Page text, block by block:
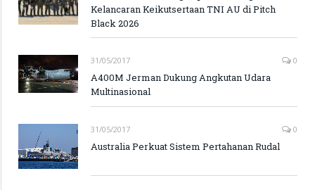
Kelancaran Keikutsertaan TNI AU di Pitch
Black 2026
31/05/2017 0
A400M Jerman Dukung Angkutan Udara
Multinasional
31/05/2017 0
Australia Perkuat Sistem Pertahanan Rudal